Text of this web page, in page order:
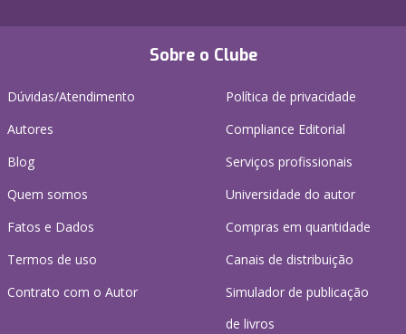
Sobre o Clube
Dúvidas/Atendimento
Autores
Blog
Quem somos
Fatos e Dados
Termos de uso
Contrato com o Autor
Política de privacidade
Compliance Editorial
Serviços profissionais
Universidade do autor
Compras em quantidade
Canais de distribuição
Simulador de publicação
de livros